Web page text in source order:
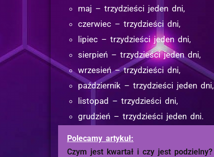
maj – trzydzieści jeden dni,
czerwiec – trzydzieści dni,
lipiec – trzydzieści jeden dni,
sierpień – trzydzieści jeden dni,
wrzesień – trzydzieści dni,
październik – trzydzieści jeden dni,
listopad – trzydzieści dni,
grudzień – trzydzieści jeden dni.
Polecamy artykuł:
Czym jest kwartał i czy jest podzielny?